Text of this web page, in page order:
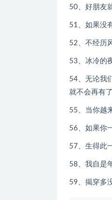
50、好朋友
51、如果没
52、不经历
53、冰冷的
54、无论我
就不会再有
55、当你越
56、如果你
57、生得此
58、我自是
59、揭穿多